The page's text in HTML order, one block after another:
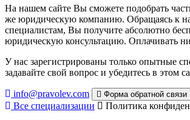
На нашем сайте Вы сможете подобрать
же юридическую компанию. Обращаясь к
специалистам, Вы получите абсолютно
юридическую консультацию. Оплачивать
У нас зарегистрированы только опытные
задавайте свой вопрос и убедитесь в этом
info@pravolev.com Форма обратной связи
Все специализации
Политика